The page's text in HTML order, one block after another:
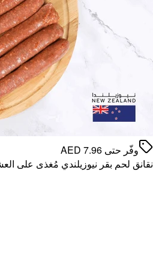
وفّر حتى AED 7.96
نقانق لحم بقر نيوزيلندي مُغذى على العشب